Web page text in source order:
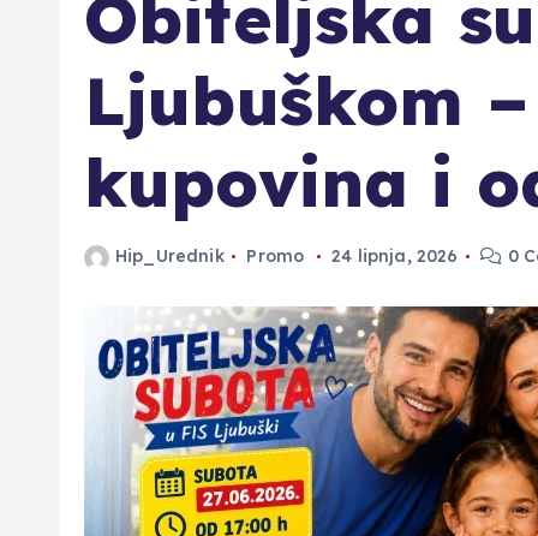
Obiteljska
Ljubuškom
kupovina i
Hip_Urednik Promo 24 lipnja, 2026 0